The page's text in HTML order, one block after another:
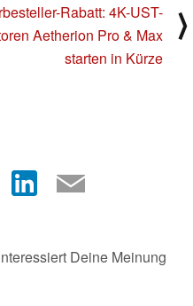
Rabatt: 4K-UST-
Aetherion Pro & Max
starten in Kürze
⟩
Deine Meinung